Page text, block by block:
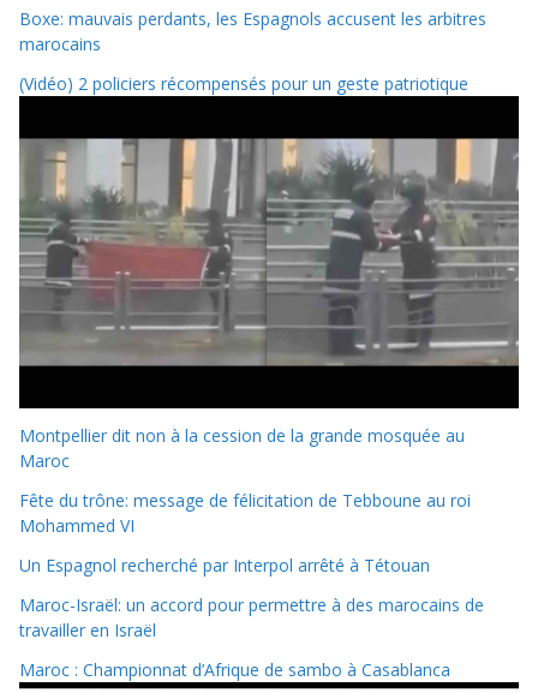
Boxe: mauvais perdants, les Espagnols accusent les arbitres
marocains
(Vidéo) 2 policiers récompensés pour un geste patriotique
Montpellier dit non à la cession de la grande mosquée au
Maroc
Fête du trône: message de félicitation de Tebboune au roi
Mohammed VI
Un Espagnol recherché par Interpol arrêté à Tétouan
Maroc-Israël: un accord pour permettre à des marocains de
travailler en Israël
Maroc : Championnat d’Afrique de sambo à Casablanca